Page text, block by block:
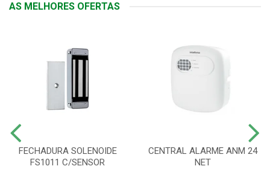
AS MELHORES OFERTAS
FECHADURA SOLENOIDE
FS1011 C/SENSOR
CENTRAL ALARME ANM 24
NET